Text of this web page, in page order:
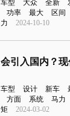
车型 大众 全新
功率
最大 区间
力
2024-10-10
会引入国内？
车型 设计 新车
方面
系统 马力
矩
2024-03-02